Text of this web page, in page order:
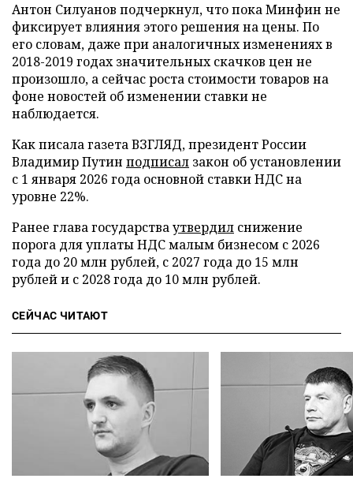
Антон Силуанов подчеркнул, что пока Минфин не
фиксирует влияния этого решения на цены. По
его словам, даже при аналогичных изменениях в
2018-2019 годах значительных скачков цен не
произошло, а сейчас роста стоимости товаров на
фоне новостей об изменении ставки не
наблюдается.
Как писала газета ВЗГЛЯД, президент России
Владимир Путин подписал закон об установлении
с 1 января 2026 года основной ставки НДС на
уровне 22%.
Ранее глава государстваутвердил снижение
порога для уплаты НДС малым бизнесом с 2026
года до 20 млн рублей, с 2027 года до 15 млн
рублей и с 2028 года до 10 млн рублей.
СЕЙЧАС ЧИТАЮТ